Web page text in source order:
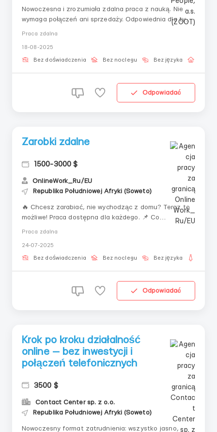
Nowoczesna i zrozumiała zdalna praca z nauką. Nie
wymaga połączeń ani sprzedaży. Odpowiednia dla tych,
zadań cyfrowych— Rozbicie danych na bloki zgodnie ze
wzorem— Wykonanie kroków n...
Praca zdalna
18-08-2025
Bez doświadczenia Bez noclegu Bez języka
Odpowiadać
Zarobki zdalne
1500-3000 $
OnlineWork_Ru/EU
Republika Południowej Afryki (Soweto)
🔥 Chcesz zarabiać, nie wychodząc z domu? Teraz to
możliwe! Praca dostępna dla każdego. 📌 Co
wsparcie mentorów✔ Zdalny format — pracuj z
dowolnego miejsca na świecie 💡 Spróbuj swoich sił w
Praca zdalna
24-07-2025
Bez doświadczenia Bez noclegu Bez języka
Odpowiadać
Krok po kroku działalność
online — bez inwestycji i
połączeń telefonicznych
3500 $
Contact Center sp. z o.o.
Republika Południowej Afryki (Soweto)
Nowoczesny format zatrudnienia: wszystko jasno,